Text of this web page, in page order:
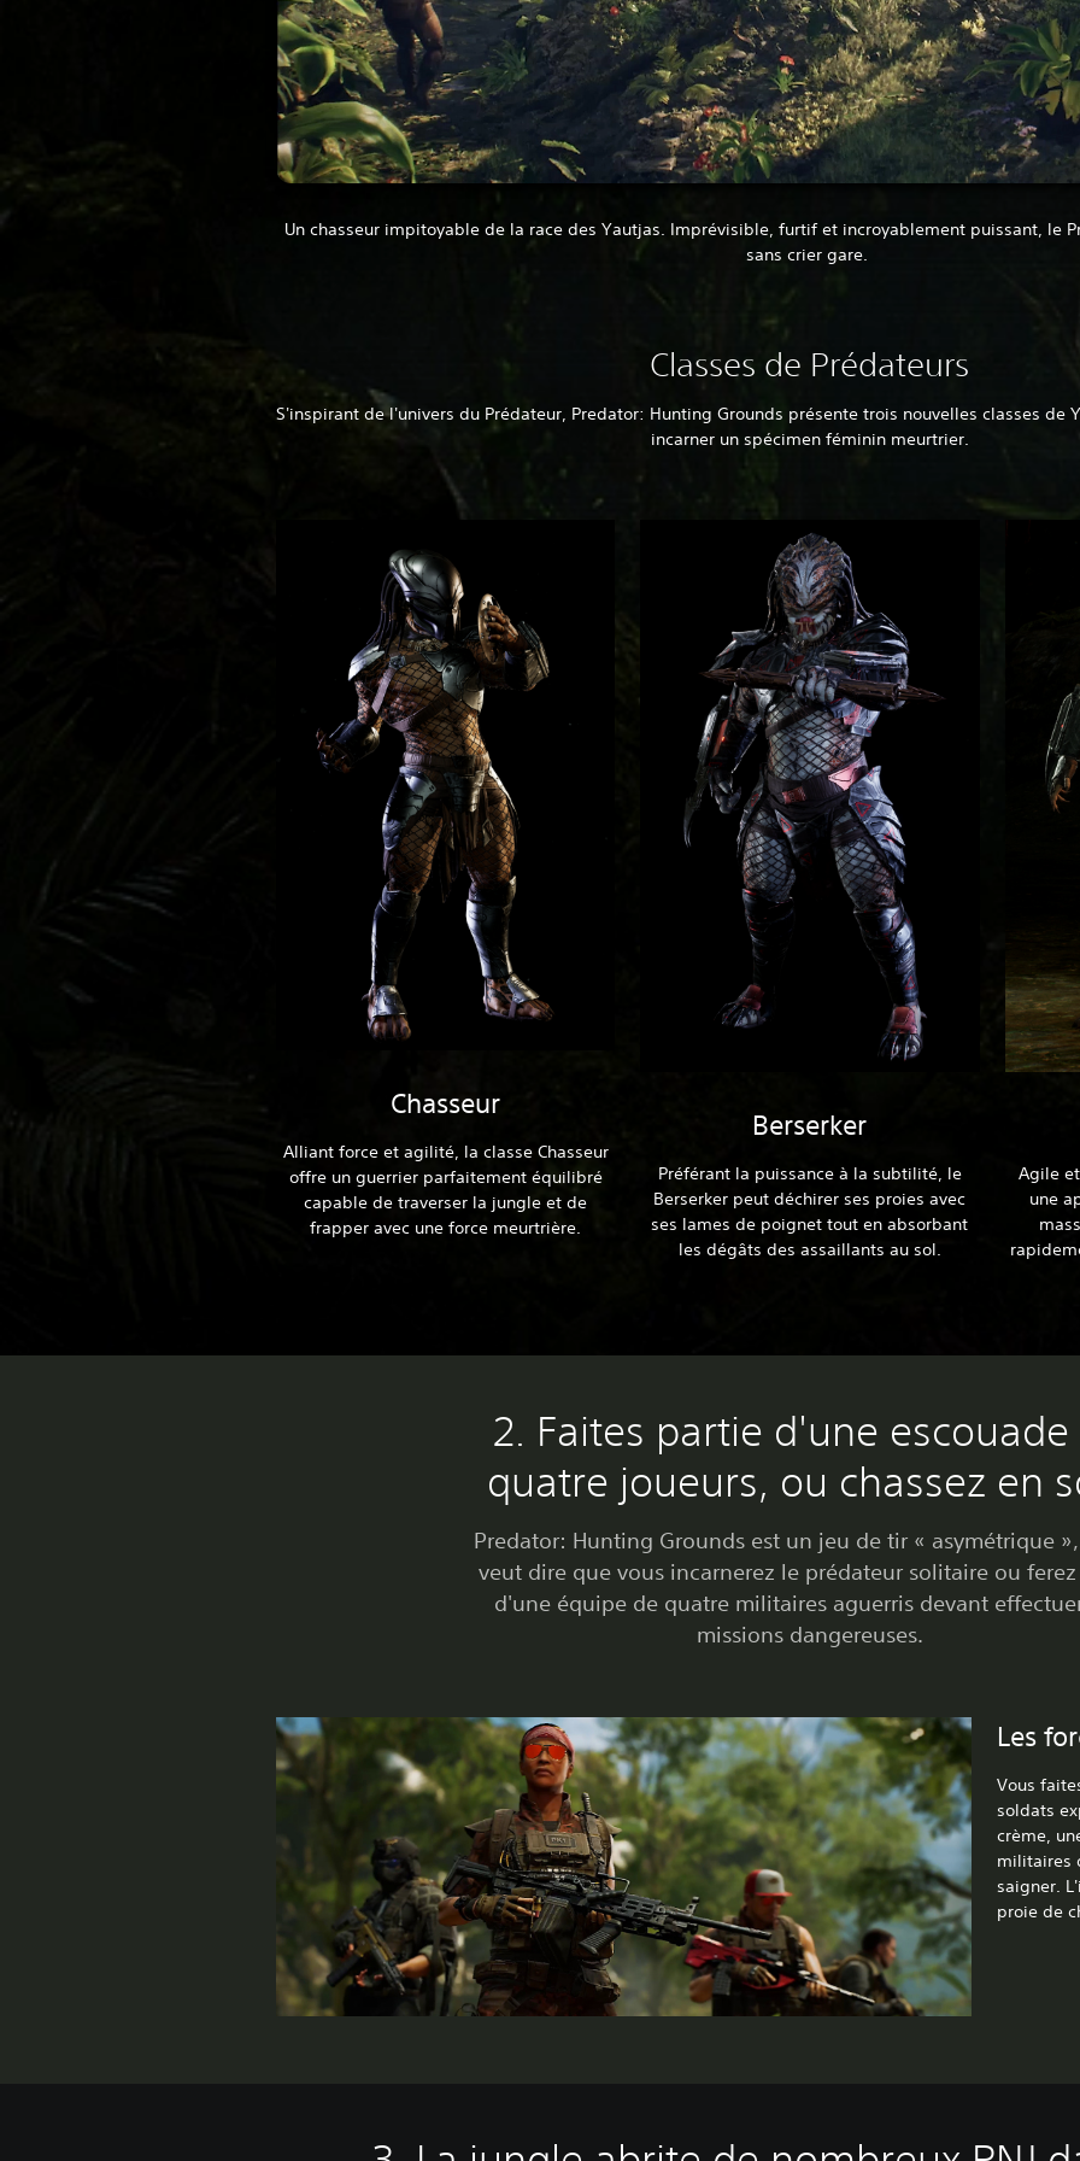
Un chasseur impitoyable de la race des Yautjas. Imprévisible, furtif et incroyablement puissant, le
sans crier gare.
Classes de Prédateurs
S'inspirant de l'univers du Prédateur, Predator: Hunting Grounds présente trois nouvelles classes
incarner un spécimen féminin meurtrier.
Chasseur
Alliant force et agilité, la classe Chasseur
offre un guerrier parfaitement équilibré
capable de traverser la jungle et de
frapper avec une force meurtrière.
Berserker
Préférant la puissance à la subtilité, le
Berserker peut déchirer ses proies avec
ses lames de poignet tout en absorbant
les dégâts des assaillants au sol.
Agile
une
2. Faites partie d'une escouade
quatre joueurs, ou chassez en
Predator: Hunting Grounds est un jeu de tir « asymétrique
veut dire que vous incarnerez le prédateur solitaire ou
d'une équipe de quatre militaires aguerris devant
missions dangereuses.
Les
Vous
soldats
crème,
militaires
saigner.
proie de